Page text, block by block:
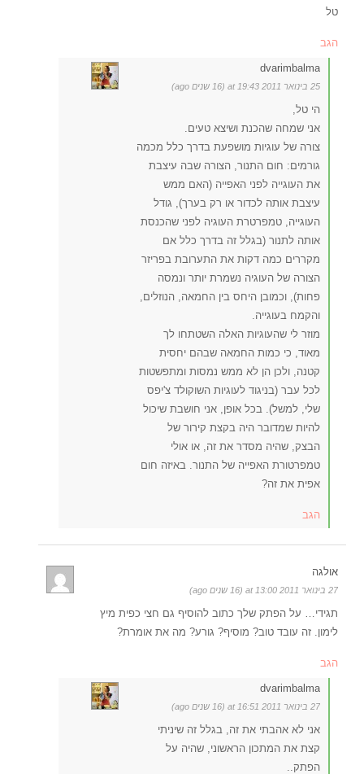
טל
הגב
dvarimbalma
25 בינואר 2011 at 19:43 (16 שנים ago)
הי טל,
אני שמחה שהכנת ושיצא טעים.
צורה של עוגיות מושפעת בדרך כלל מכמה
גורמים: חום התנור, הצורה שבה עיצבת
את העוגייה לפני האפייה (האם ממש
עיצבת אותה לכדור או רק בערך), גודל
העוגייה, טמפרטרת העוגיה לפני שהכנסת
אותה לתנור (בגלל זה בדרך כלל אם
מקררים כמה דקות את התערובת בפריזר
הצורה של העוגיה נשמרת יותר ונמסה
פחות), וכמובן היחס בין החמאה, הנוזלים,
והקמח בעוגייה.
מוזר לי שהעוגיות האלה השטתחו לך
מאוד, כי כמות החמאה שבהם יחסית
קטנה, ולכן הן לא ממש נמסות ומתפשטות
לכל עבר (בניגוד לעוגיות השוקולד צ'יפס
שלי, למשל). בכל אופן, אני חושבת שיכול
להיות שמדובר היה בקצת קירור של
הבצק, שהיה מסדר את זה, או אולי
טמפרטורת האפייה של התנור. באיזה חום
אפית את זה?
הגב
אולגה
27 בינואר 2011 at 13:00 (16 שנים ago)
תגידי… על הפתק שלך כתוב להוסיף גם חצי כפית מיץ
לימון. זה עובד טוב? מוסיף? גורע? מה את אומרת?
הגב
dvarimbalma
27 בינואר 2011 at 16:51 (16 שנים ago)
אני לא אהבתי את זה, בגלל זה שיניתי
קצת את המתכון הראשוני, שהיה על
הפתק..